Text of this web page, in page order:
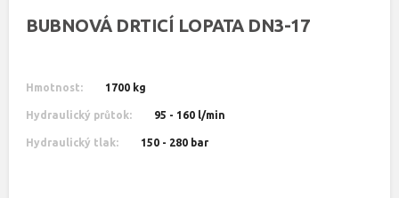
BUBNOVÁ DRTICÍ LOPATA DN3-17
Hmotnost: 1700 kg
Hydraulický průtok: 95 - 160 l/min
Hydraulický tlak: 150 - 280 bar